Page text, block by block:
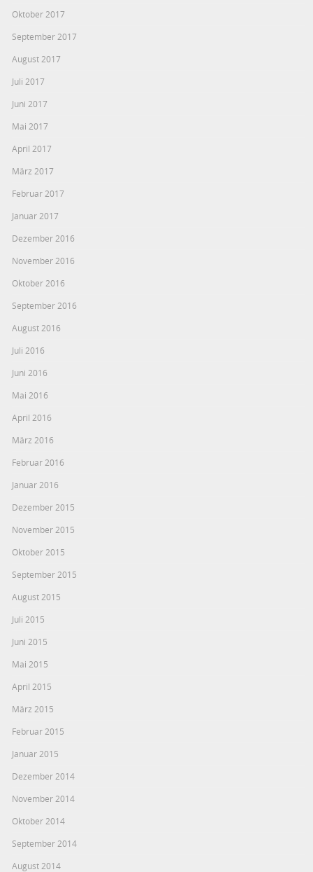
Oktober 2017
September 2017
August 2017
Juli 2017
Juni 2017
Mai 2017
April 2017
März 2017
Februar 2017
Januar 2017
Dezember 2016
November 2016
Oktober 2016
September 2016
August 2016
Juli 2016
Juni 2016
Mai 2016
April 2016
März 2016
Februar 2016
Januar 2016
Dezember 2015
November 2015
Oktober 2015
September 2015
August 2015
Juli 2015
Juni 2015
Mai 2015
April 2015
März 2015
Februar 2015
Januar 2015
Dezember 2014
November 2014
Oktober 2014
September 2014
August 2014